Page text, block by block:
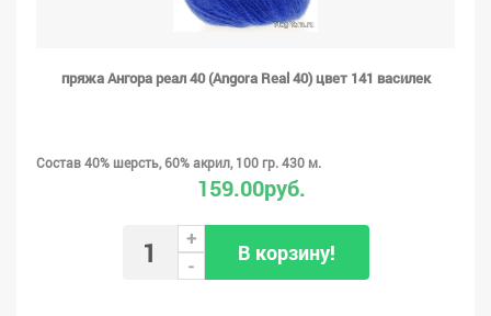
пряжа Ангора реал 40 (Angora Real 40) цвет 141 василек
Состав 40% шерсть, 60% акрил, 100 гр. 430 м.
159.00руб.
+
-
В корзину!